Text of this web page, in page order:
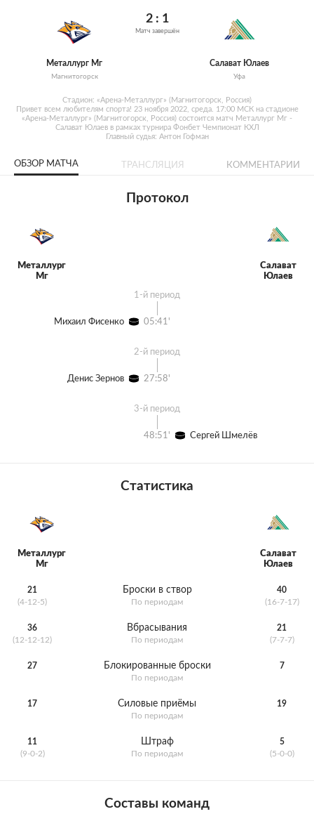
Металлург Мг
Магнитогорск
2 : 1
Матч завершён
Салават Юлаев
Уфа
Стадион: «Арена-Металлург» (Магнитогорск, Россия)
Привет всем любителям спорта! 23 ноября 2022, среда. 17:00 МСК на стадионе
«Арена-Металлург» (Магнитогорск, Россия) состоится матч Металлург Мг -
Салават Юлаев в рамках турнира Фонбет Чемпионат КХЛ
Главный судья: Антон Гофман
ОБЗОР МАТЧА ТРАНСЛЯЦИЯ КОММЕНТАРИИ
Протокол
Металлург
Мг
Салават
Юлаев
1-й период
Михаил Фисенко 05:41'
2-й период
Денис Зернов 27:58'
3-й период
Сергей Шмелёв
48:51'
Статистика
Металлург
Мг
Салават
Юлаев
21
(4-12-5)
Броски в створ
По периодам
40
(16-7-17)
36
(12-12-12)
Вбрасывания
По периодам
21
(7-7-7)
27 Блокированные броски
По периодам
7
17 Силовые приёмы
По периодам
19
11
(9-0-2)
Штраф
По периодам
5
(5-0-0)
Составы команд